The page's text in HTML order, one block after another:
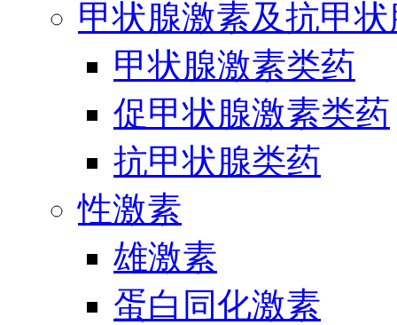
甲状腺激素及抗甲
甲状腺激素类药
促甲状腺激素类药
抗甲状腺类药
性激素
雄激素
蛋白同化激素